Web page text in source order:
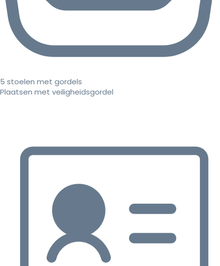
5 stoelen met gordels
Plaatsen met veiligheidsgordel